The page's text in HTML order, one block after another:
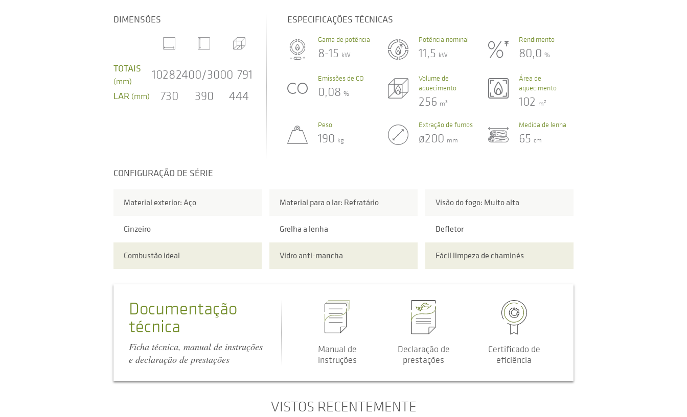
DIMENSÕES
TOTAIS
(mm) 10282400/3000 791
LAR (mm) 730 390 444
ESPECIFICAÇÕES TÉCNICAS
Gama de potência
8-15 kW
Potência nominal
11,5 kW
Rendimento
80,0%
Emissões de CO
0,08 %
Volume de
aquecimento
256 m3
Área de
aquecimento
102 m2
Peso
190 kg
Extração de fumos
ø200 mm
Medida de lenha
65cm
CONFIGURAÇÃO DE SÉRIE
Material exterior: Aço Material para o lar: Refratário Visão do fogo: Muito alta
Cinzeiro Grelha a lenha Defletor
Combustão ideal Vidro anti-mancha Fácil limpeza de chaminés
Documentação
técnica
Ficha técnica, manual de instruções
e declaração de prestações
Manual de
instruções
Declaração de
prestações
Certificado de
eficiência
VISTOS RECENTEMENTE